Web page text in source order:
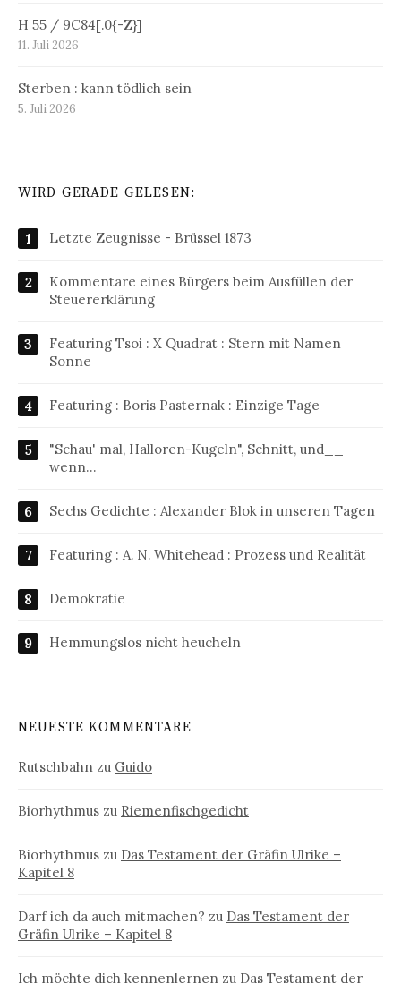
H 55 / 9C84[.0{-Z}]
11. Juli 2026
Sterben : kann tödlich sein
5. Juli 2026
WIRD GERADE GELESEN:
Letzte Zeugnisse - Brüssel 1873
Kommentare eines Bürgers beim Ausfüllen der
Steuererklärung
Featuring Tsoi : X Quadrat : Stern mit Namen
Sonne
Featuring : Boris Pasternak : Einzige Tage
"Schau' mal, Halloren-Kugeln", Schnitt, und__
wenn…
Sechs Gedichte : Alexander Blok in unseren Tagen
Featuring : A. N. Whitehead : Prozess und Realität
Demokratie
Hemmungslos nicht heucheln
NEUESTE KOMMENTARE
Rutschbahn zu Guido
Biorhythmus zu Riemenfischgedicht
Biorhythmus zu Das Testament der Gräfin Ulrike –
Kapitel 8
Darf ich da auch mitmachen? zu Das Testament der
Gräfin Ulrike – Kapitel 8
Ich möchte dich kennenlernen zu Das Testament der